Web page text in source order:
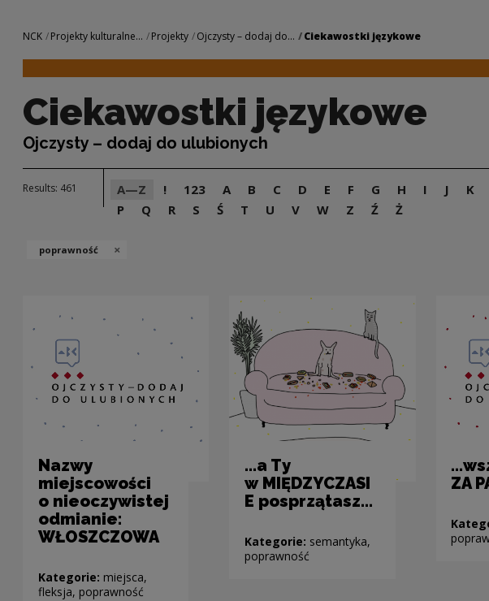
językowe | Narodowe
Navigation
NCK Projekty kulturalne... Projekty Ojczysty – dodaj do... Ciekawostki językowe
Ciekawostki językowe
Ojczysty – dodaj do ulubionych
Results: 461 A—Z ! 123 A B C D E F G H I J K
P
Q R S Ś T U V W Z Ź Ż
poprawność ×
Nazwy
miejscowości
o nieoczywistej
odmianie:
WŁOSZCZOWA
Kategorie: miejsca,
fleksja, poprawność
...a Ty
w MIĘDZYCZASI
E posprzątasz...
Kategorie: semantyka,
poprawność
ZA